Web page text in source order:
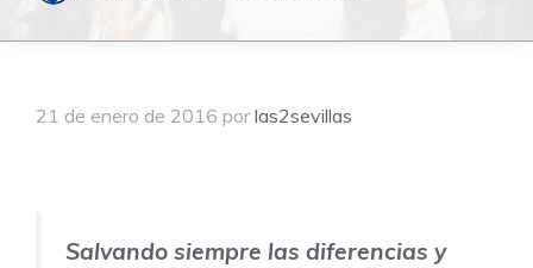
21 de enero de 2016 por las2sevillas
Salvando siempre las diferencias y